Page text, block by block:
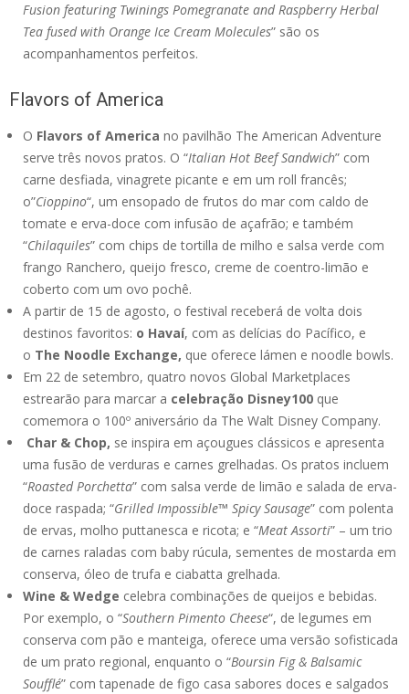
Fusion featuring Twinings Pomegranate and Raspberry Herbal
Tea fused with Orange Ice Cream Molecules” são os
acompanhamentos perfeitos.
Flavors of America
O Flavors of America no pavilhão The American Adventure
serve três novos pratos. O “Italian Hot Beef Sandwich” com
carne desfiada, vinagrete picante e em um roll francês;
o”Cioppino“, um ensopado de frutos do mar com caldo de
tomate e erva-doce com infusão de açafrão; e também
“Chilaquiles” com chips de tortilla de milho e salsa verde com
frango Ranchero, queijo fresco, creme de coentro-limão e
coberto com um ovo pochê.
A partir de 15 de agosto, o festival receberá de volta dois
destinos favoritos: o Havaí, com as delícias do Pacífico, e
o The Noodle Exchange, que oferece lámen e noodle bowls.
Em 22 de setembro, quatro novos Global Marketplaces
estrearão para marcar a celebração Disney100 que
comemora o 100º aniversário da The Walt Disney Company.
Char & Chop, se inspira em açougues clássicos e apresenta
uma fusão de verduras e carnes grelhadas. Os pratos incluem
“Roasted Porchetta” com salsa verde de limão e salada de erva-
doce raspada; “Grilled Impossible™ Spicy Sausage” com polenta
de ervas, molho puttanesca e ricota; e “Meat Assorti” – um trio
de carnes raladas com baby rúcula, sementes de mostarda em
conserva, óleo de trufa e ciabatta grelhada.
Wine & Wedge celebra combinações de queijos e bebidas.
Por exemplo, o “Southern Pimento Cheese“, de legumes em
conserva com pão e manteiga, oferece uma versão sofisticada
de um prato regional, enquanto o “Boursin Fig & Balsamic
Soufflé” com tapenade de figo casa sabores doces e salgados